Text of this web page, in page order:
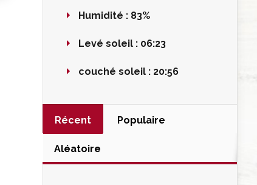
Humidité : 83%
Levé soleil : 06:23
couché soleil : 20:56
Récent Populaire
Aléatoire